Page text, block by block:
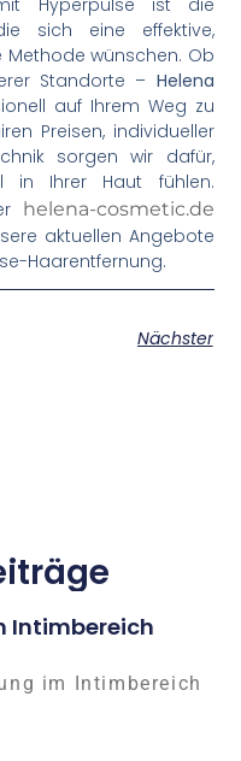
sich eine effektive,
wünschen. Ob
Standorte – Helena
auf Ihrem Weg zu
Preisen, individueller
sorgen wir dafür,
in Ihrer Haut fühlen.
helena-cosmetic.de
aktuellen Angebote
Haarentfernung.
Nächster
Intimbereich
im Intimbereich